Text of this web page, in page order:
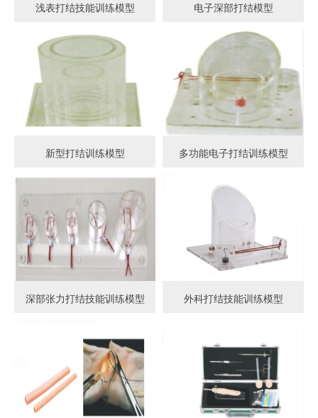
浅表打结技能训练模型 电子深部打结模型
新型打结训练模型 多功能电子打结训练模型
深部张力打结技能训练模型 外科打结技能训练模型